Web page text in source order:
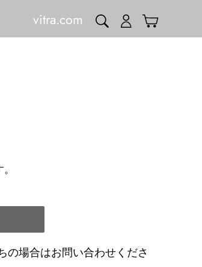
vitra.com 検索 ログイン
の場合はお問い合わせくださ